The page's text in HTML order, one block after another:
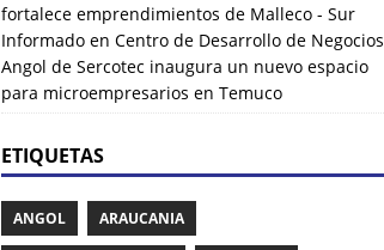
fortalece emprendimientos de Malleco - Sur
Informadoen Centro de Desarrollo de Negocios
Angol de Sercotec inaugura un nuevo espacio
para microempresarios en Temuco
ETIQUETAS
ANGOL ARAUCANIA